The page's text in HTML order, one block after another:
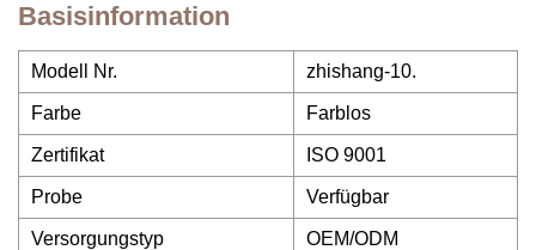
Basisinformation
Modell Nr. zhishang-10.
Farbe Farblos
Zertifikat ISO 9001
Probe Verfügbar
Versorgungstyp OEM/ODM